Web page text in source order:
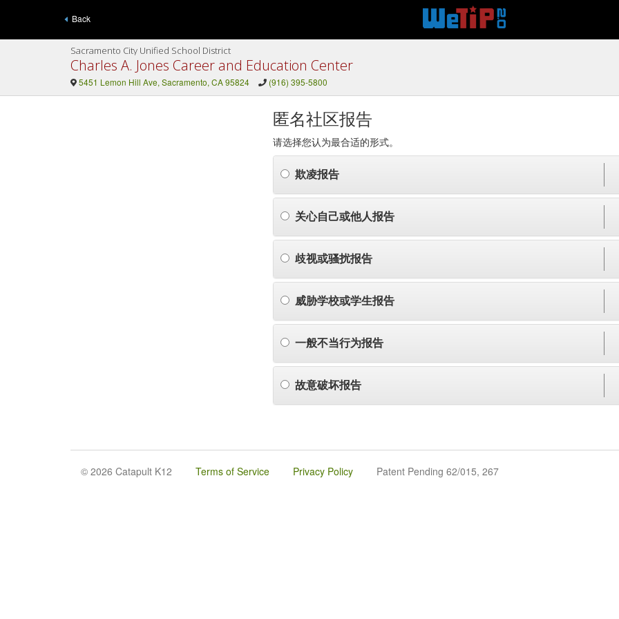
Back
Sacramento City Unified School District
Charles A. Jones Career and Education Center
5451 Lemon Hill Ave, Sacramento, CA 95824 (916) 395-5800
匿名社区报告
请选择您认为最合适的形式。
欺凌报告
关心自己或他人报告
歧视或骚扰报告
威胁学校或学生报告
一般不当行为报告
故意破坏报告
© 2026 Catapult K12 Terms of Service Privacy Policy Patent Pending 62/015, 267